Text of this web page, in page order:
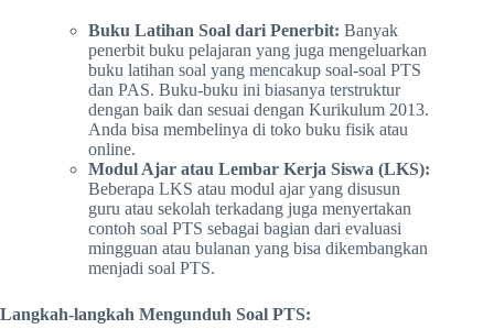
Buku Latihan Soal dari Penerbit: Banyak
penerbit buku pelajaran yang juga mengeluarkan
buku latihan soal yang mencakup soal-soal PTS
dan PAS. Buku-buku ini biasanya terstruktur
dengan baik dan sesuai dengan Kurikulum 2013.
Anda bisa membelinya di toko buku fisik atau
online.
Modul Ajar atau Lembar Kerja Siswa (LKS):
Beberapa LKS atau modul ajar yang disusun
guru atau sekolah terkadang juga menyertakan
contoh soal PTS sebagai bagian dari evaluasi
mingguan atau bulanan yang bisa dikembangkan
menjadi soal PTS.
Langkah-langkah Mengunduh Soal PTS: